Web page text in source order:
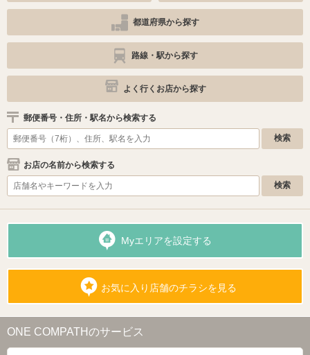
都道府県から探す
路線・駅から探す
よく行くお店から探す
郵便番号・住所・駅名から検索する
お店の名前から検索する
Myエリアを設定する
お気に入り店舗のチラシを見る
ONE COMPATHのサービス